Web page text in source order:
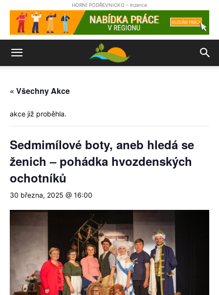
HORNÍ PODŘEVNICKO - inzerce
« Všechny Akce
akce již proběhla.
Sedmimílové boty, aneb hledá se
ženich – pohádka hvozdenských
ochotníků
30 března, 2025 @ 16:00